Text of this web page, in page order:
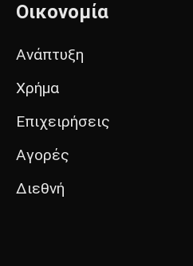
Οικονομία
Ανάπτυξη
Χρήμα
Επιχειρήσεις
Αγορές
Διεθνή